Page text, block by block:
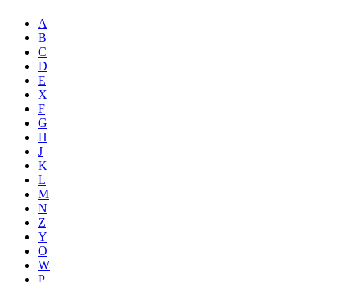
A
B
C
D
E
X
F
G
H
J
K
L
M
N
Z
Y
O
W
P